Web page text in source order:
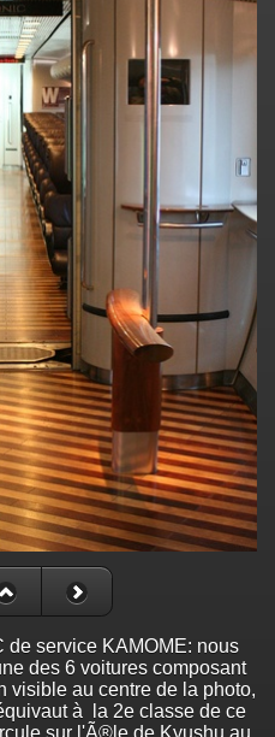
de service KAMOME: nous
des 6 voitures composant
visible au centre de la photo,
à la 2e classe de ce